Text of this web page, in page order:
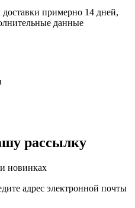
примерно 14 дней,
данные
рассылку
новинках
адрес электронной почты